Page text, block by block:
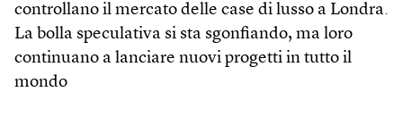
controllano il mercato delle case di lusso a Londra.
La bolla speculativa si sta sgonfiando, ma loro
continuano a lanciare nuovi progetti in tutto il
mondo